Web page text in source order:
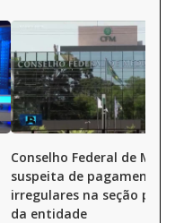
Conselho Federal de
suspeita de pagamentos
irregulares na seção
da entidade